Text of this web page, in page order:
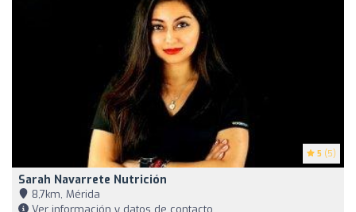
5 (5)
Sarah Navarrete Nutrición
8,7km, Mérida
Ver información y datos de contacto